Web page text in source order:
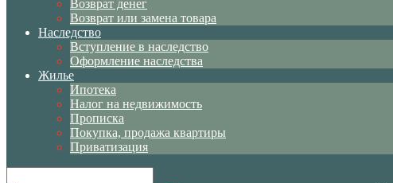
Возврат денег
Возврат или замена товара
Наследство
Вступление в наследство
Оформление наследства
Жилье
Ипотека
Налог на недвижимость
Прописка
Покупка, продажа квартиры
Приватизация